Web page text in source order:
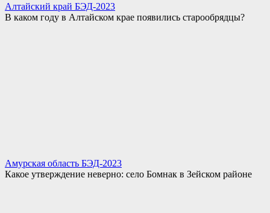
Алтайский край БЭД-2023
В каком году в Алтайском крае появились старообрядцы?
Амурская область БЭД-2023
Какое утверждение неверно: село Бомнак в Зейском районе